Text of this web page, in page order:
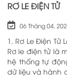
RƠ LE ĐIỆN TỬ
06 Tháng 04,
1. Rơ Le Điện Tử Là Gì? Định Nghĩa và
Rơ le điện tử là
hệ thống tự
dữ liệu và hành